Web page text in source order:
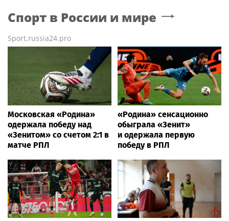
Спорт в России и мире
Sport.russia24.pro
Московская «Родина»
одержала победу над
«Зенитом» со счетом 2:1 в
матче РПЛ
«Родина» сенсационно
обыграла «Зенит»
и одержала первую
победу в РПЛ